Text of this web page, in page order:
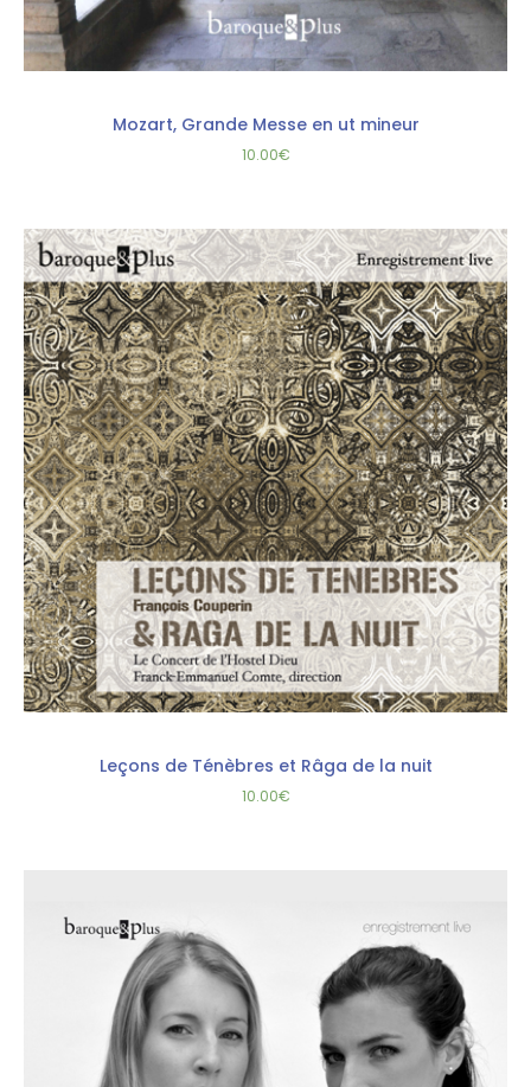
Mozart, Grande Messe en ut mineur
10.00€
Leçons de Ténèbres et Râga de la nuit
10.00€